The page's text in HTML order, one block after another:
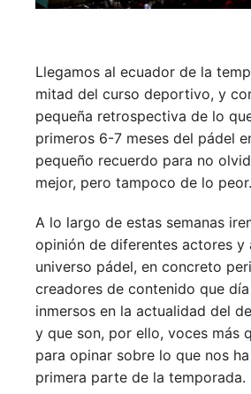
Llegamos al ecuador de la
mitad del curso deportivo, y
pequeña retrospectiva de lo
primeros 6-7 meses del pádel
pequeño recuerdo para no
mejor, pero tampoco de lo peor.
A lo largo de estas semanas
opinión de diferentes actores y
universo pádel, en concreto
creadores de contenido que
inmersos en la actualidad del
y que son, por ello, voces más
para opinar sobre lo que nos
primera parte de la temporada.